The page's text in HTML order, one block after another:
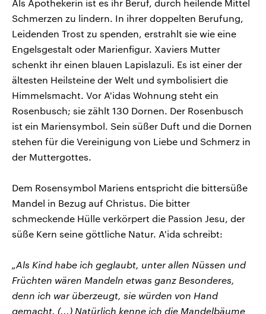
Als Apothekerin ist es ihr Beruf, durch heilende Mittel
Schmerzen zu lindern. In ihrer doppelten Berufung,
Leidenden Trost zu spenden, erstrahlt sie wie eine
Engelsgestalt oder Marienfigur. Xaviers Mutter
schenkt ihr einen blauen Lapislazuli. Es ist einer der
ältesten Heilsteine der Welt und symbolisiert die
Himmelsmacht. Vor A'idas Wohnung steht ein
Rosenbusch; sie zählt 130 Dornen. Der Rosenbusch
ist ein Mariensymbol. Sein süßer Duft und die Dornen
stehen für die Vereinigung von Liebe und Schmerz in
der Muttergottes.
Dem Rosensymbol Mariens entspricht die bittersüße
Mandel in Bezug auf Christus. Die bitter
schmeckende Hülle verkörpert die Passion Jesu, der
süße Kern seine göttliche Natur. A'ida schreibt:
„Als Kind habe ich geglaubt, unter allen Nüssen und
Früchten wären Mandeln etwas ganz Besonderes,
denn ich war überzeugt, sie würden von Hand
gemacht. (...) Natürlich kenne ich die Mandelbäume